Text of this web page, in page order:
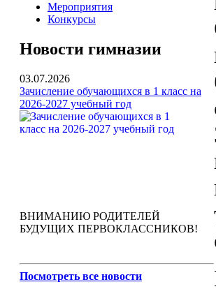
Мероприятия
Конкурсы
Новости гимназии
03.07.2026
Зачисление обучающихся в 1 класс на
2026-2027 учебный год
ВНИМАНИЮ РОДИТЕЛЕЙ
БУДУЩИХ ПЕРВОКЛАССНИКОВ!
Посмотреть все новости